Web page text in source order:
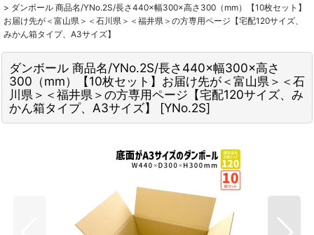
> ダンボール 商品名/YNo.2S/長さ440×幅300×高さ300（mm）【10枚セット】
お届け先が＜富山県＞＜石川県＞＜福井県＞の方専用ページ【宅配120サイズ、
みかん箱タイプ、A3サイズ】
ダンボール 商品名/YNo.2S/長さ440×幅300×高さ
300（mm）【10枚セット】お届け先が＜富山県＞＜石
川県＞＜福井県＞の方専用ページ【宅配120サイズ、み
かん箱タイプ、A3サイズ】
[YNo.2S]